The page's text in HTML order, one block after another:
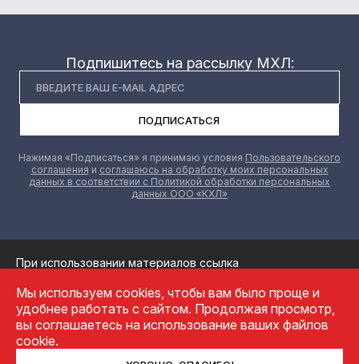
Подпишитесь на рассылку МХЛ:
ПОДПИСАТЬСЯ
Нажимая «Подписаться» я принимаю условия Пользовательского
соглашения и соглашаюсь на обработку моих персональных
данных в соответствии с Политикой обработки персональных
данных ООО «КХЛ»
При использовании материалов ссылка
Обработка персональных данных
Политика конфиденциальности
Пользовательское соглашение
Мы используем cookies, чтобы вам было проще и
удобнее работать с сайтом. Продолжая просмотр,
вы соглашаетесь на использование ваших файлов
cookie.